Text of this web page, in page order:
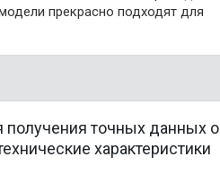
прекрасно подходят для
получения точных данных о
характеристики